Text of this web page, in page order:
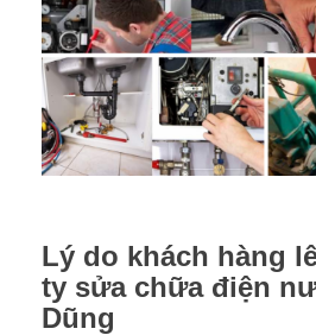
Lý do khách hàng
ty sửa chữa điện
Dũng